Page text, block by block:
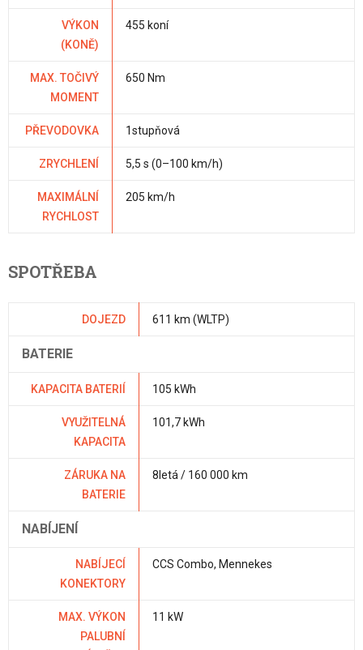
VÝKON
(KONĚ)
455 koní
MAX. TOČIVÝ
MOMENT
650 Nm
PŘEVODOVKA 1stupňová
ZRYCHLENÍ 5,5 s (0–100 km/h)
MAXIMÁLNÍ
RYCHLOST
205 km/h
SPOTŘEBA
DOJEZD 611 km (WLTP)
BATERIE
KAPACITA BATERIÍ 105 kWh
VYUŽITELNÁ
KAPACITA
101,7 kWh
ZÁRUKA NA
BATERIE
8letá / 160 000 km
NABÍJENÍ
NABÍJECÍ
KONEKTORY
CCS Combo, Mennekes
MAX. VÝKON
PALUBNÍ
11 kW